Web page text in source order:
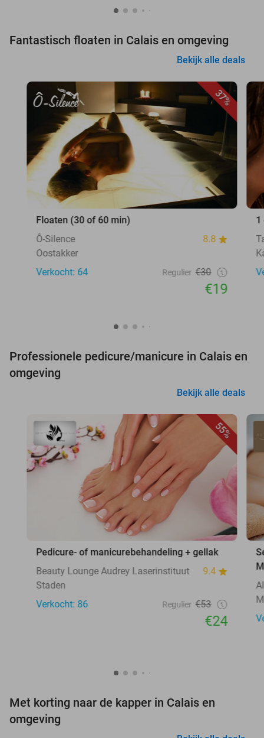
Fantastisch floaten in Calais en omgeving
Bekijk alle deals
37%
Floaten (30 of 60 min)
Ô-Silence
8.8
Oostakker
Verkocht: 64
Regulier €30
€19
1
Professionele pedicure/manicure in Calais en
omgeving
Bekijk alle deals
55%
Pedicure- of manicurebehandeling + gellak
Beauty Lounge Audrey Laserinstituut
9.4
Staden
Verkocht: 86
Regulier €53
€24
Met korting naar de kapper in Calais en
omgeving